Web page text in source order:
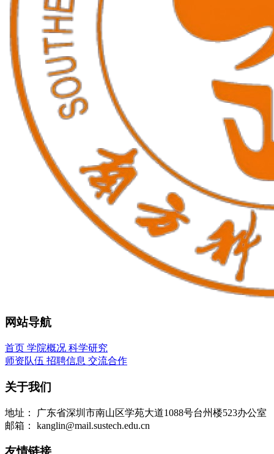
网站导航
首页 学院概况 科学研究
师资队伍 招聘信息 交流合作
关于我们
地址：
广东省深圳市南山区学苑大道1088号台州楼523办公室
邮箱：
kanglin@mail.sustech.edu.cn
友情链接